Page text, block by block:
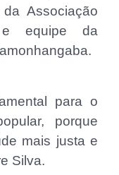
Associação
e equipe da
para o
porque
mais justa e
Silva.